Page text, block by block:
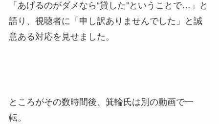
「あげるのがダメなら“貸した”ということで…」と
語り、視聴者に「申し訳ありませんでした」と誠
意ある対応を見せました。
ところがその数時間後、箕輪氏は別の動画で一
転。